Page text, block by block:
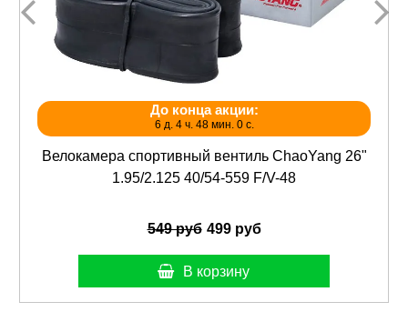
До конца акции:
6 д. 4 ч. 48 мин. 0 с.
Велокамера спортивный вентиль ChaoYang 26"
1.95/2.125 40/54-559 F/V-48
549 руб 499 руб
В корзину